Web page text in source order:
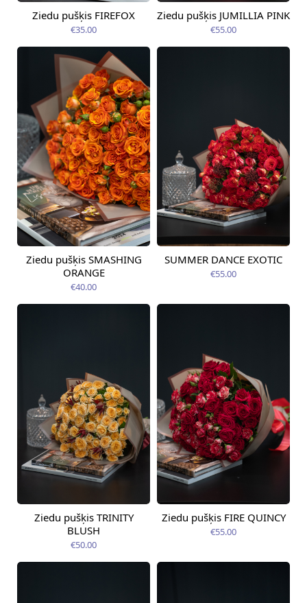
Pieejams šodien
Ziedu pušķis FIREFOX
€35.00
Pieejama no
09.08.2026
Ziedu pušķis JUMILLIA PINK
€55.00
Pieejams šodien
Ziedu pušķis SMASHING
ORANGE
€40.00
Pieejams šodien
SUMMER DANCE EXOTIC
€55.00
Pieejams šodien
Ziedu pušķis TRINITY
BLUSH
€50.00
Pieejams šodien
Ziedu pušķis FIRE QUINCY
€55.00